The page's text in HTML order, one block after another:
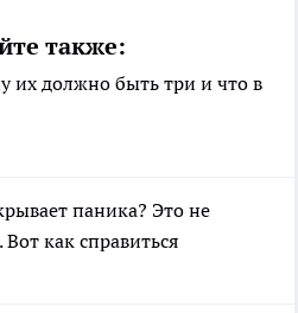
также:
их должно быть три и что в
паника? Это не
как справиться